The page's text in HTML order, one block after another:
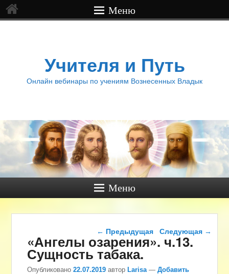
Меню
Учителя и Путь
Онлайн вебинары по учениям Вознесенных Владык
Меню
Навигация по записям
← Предыдущая Следующая →
«Ангелы озарения». ч.13.
Сущность табака.
Опубликовано22.07.2019 авторLarisa —Добавить